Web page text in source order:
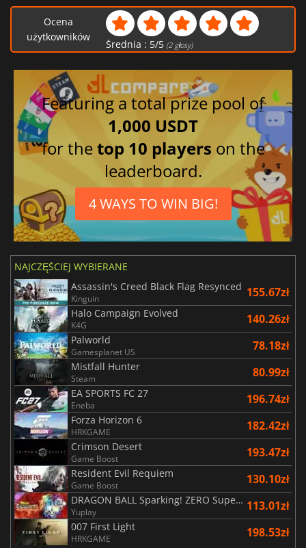
Ocena
użytkowników
Średnia : 5/5 (2głosy)
Featuring a total prize pool of
1,000 USDT
for thetop 10 players on the
leaderboard.
4 WAYS TO WIN BIG!
NAJCZĘŚCIEJ WYBIERANE
Assassin's Creed Black Flag Resynced
Kinguin 155.67zł
Halo Campaign Evolved
K4G 140.26zł
Palworld
Gamesplanet US 78.18zł
Mistfall Hunter
Steam 80.99zł
EA SPORTS FC 27
Eneba 196.74zł
Forza Horizon 6
HRKGAME 182.42zł
Crimson Desert
Game Boost 193.47zł
Resident Evil Requiem
Game Boost 130.10zł
DRAGON BALL Sparking! ZERO Super Limit Breaking NEO
Yuplay 113.01zł
007 First Light
HRKGAME 198.53zł